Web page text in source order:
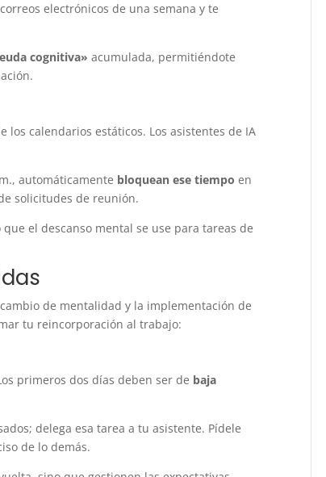
electrónicos de una semana y te
cognitiva» acumulada, permitiéndote
los calendarios estáticos. Los asistentes de IA
automáticamente bloquean ese tiempo en
solicitudes de reunión.
el descanso mental se use para tareas de
de mentalidad y la implementación de
tu reincorporación al trabajo:
primeros dos días deben ser de baja
delega esa tarea a tu asistente. Pídele
de lo demás.